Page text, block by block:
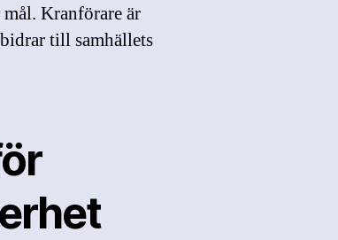
Kranförare är
till samhällets